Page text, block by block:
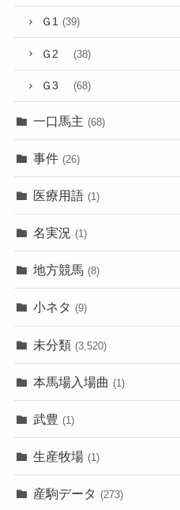
Ｇ1 (39)
Ｇ2 (38)
Ｇ3 (68)
一口馬主 (68)
事件 (26)
医療用語 (1)
名実況 (1)
地方競馬 (8)
小ネタ (9)
未分類 (3,520)
本馬場入場曲 (1)
武豊 (1)
生産牧場 (1)
産駒データ (273)